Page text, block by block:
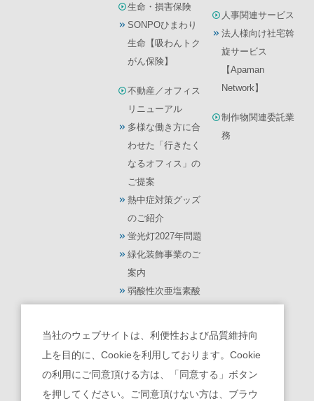
生命・損害保険
SONPOひまわり
生命【吸わんトク
がん保険】
不動産／オフィス
リニューアル
多様な働き方に合
わせた「行きたく
なるオフィス」の
ご提案
熱中症対策グッズ
のご紹介
蛍光灯2027年問題
緑化装飾事業のご
案内
弱酸性次亜塩素酸
イ】
人事関連サービス
法人様向け社宅斡
旋サービス
【Apaman
Network】
制作物関連委託業
務
当社のウェブサイトは、利便性および品質維持向
上を目的に、Cookieを利用しております。Cookie
の利用にご同意頂ける方は、「同意する」ボタン
を押してください。ご同意頂けない方は、ブラウ